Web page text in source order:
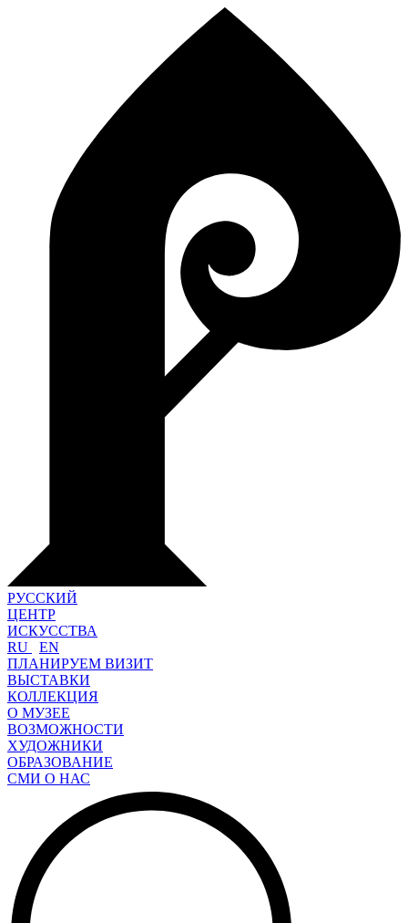
РУССКИЙ
ЦЕНТР
ИСКУССТВА
RU
EN
ПЛАНИРУЕМ ВИЗИТ
ВЫСТАВКИ
КОЛЛЕКЦИЯ
О МУЗЕЕ
ВОЗМОЖНОСТИ
ХУДОЖНИКИ
ОБРАЗОВАНИЕ
СМИ О НАС